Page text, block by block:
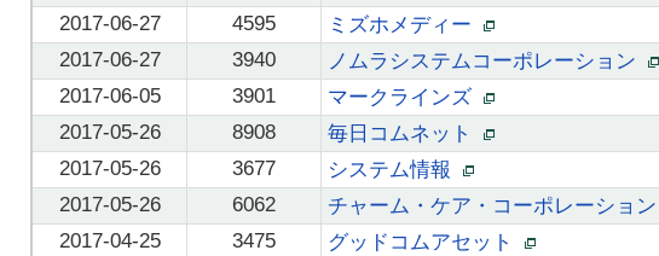
2017-06-27
4595 ミズホメディー
2017-06-27
3940 ノムラシステムコーポレーション
2017-06-05
3901 マークラインズ
2017-05-26
8908 毎日コムネット
2017-05-26
3677 システム情報
2017-05-26
6062 チャーム・ケア・コーポレーション
2017-04-25
3475 グッドコムアセット